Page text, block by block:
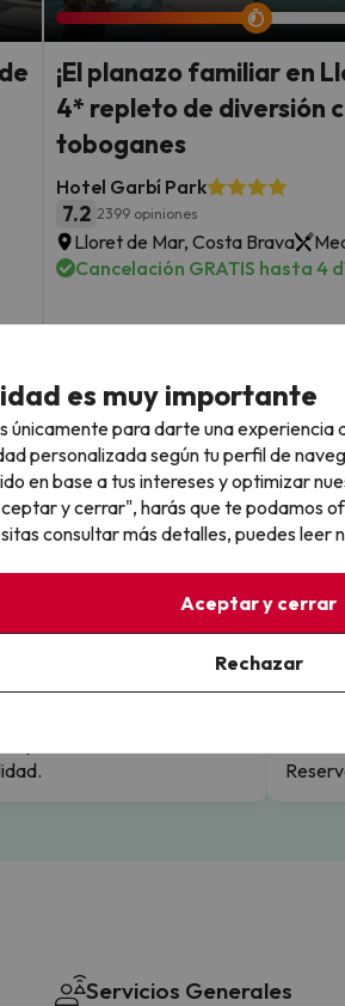
¡El planazo familiar en
4* repleto de diversión
toboganes
Hotel Garbí Park
7.2 2399 opiniones
Lloret de Mar, Costa Brava
Cancelación GRATIS hasta 4
octubre de 2026.
Ver todos los
Servicios Generales
es muy importante
únicamente para darte una
personalizada según tu perfil de
en base a tus intereses y optimizar
y cerrar", harás que te podamos
consultar más detalles, puedes leer
Aceptar y cerrar
Rechazar